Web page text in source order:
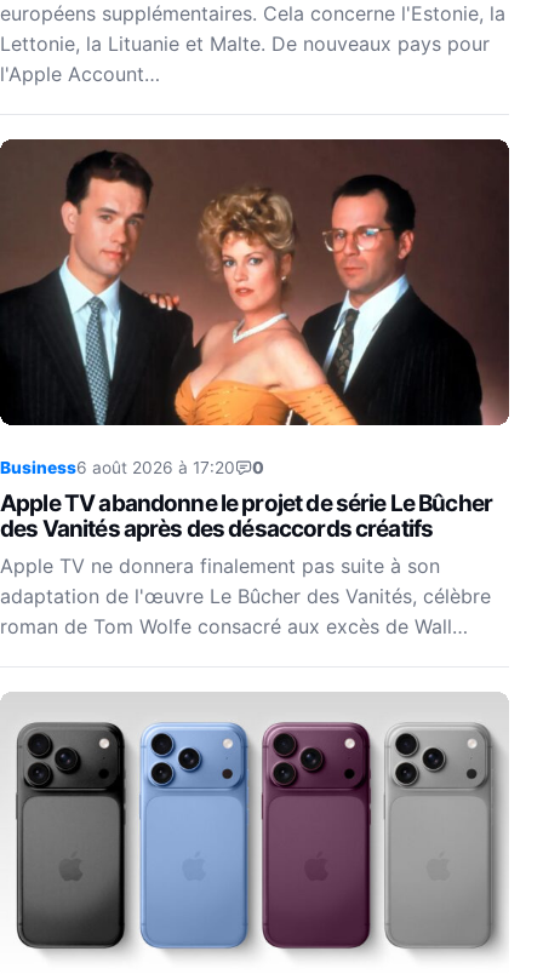
européens supplémentaires. Cela concerne l'Estonie, la
Lettonie, la Lituanie et Malte. De nouveaux pays pour
l'Apple Account…
Business6 août 2026 à 17:20 0
Apple TV abandonne le projet de série Le Bûcher
des Vanités après des désaccords créatifs
Apple TV ne donnera finalement pas suite à son
adaptation de l'œuvre Le Bûcher des Vanités, célèbre
roman de Tom Wolfe consacré aux excès de Wall…